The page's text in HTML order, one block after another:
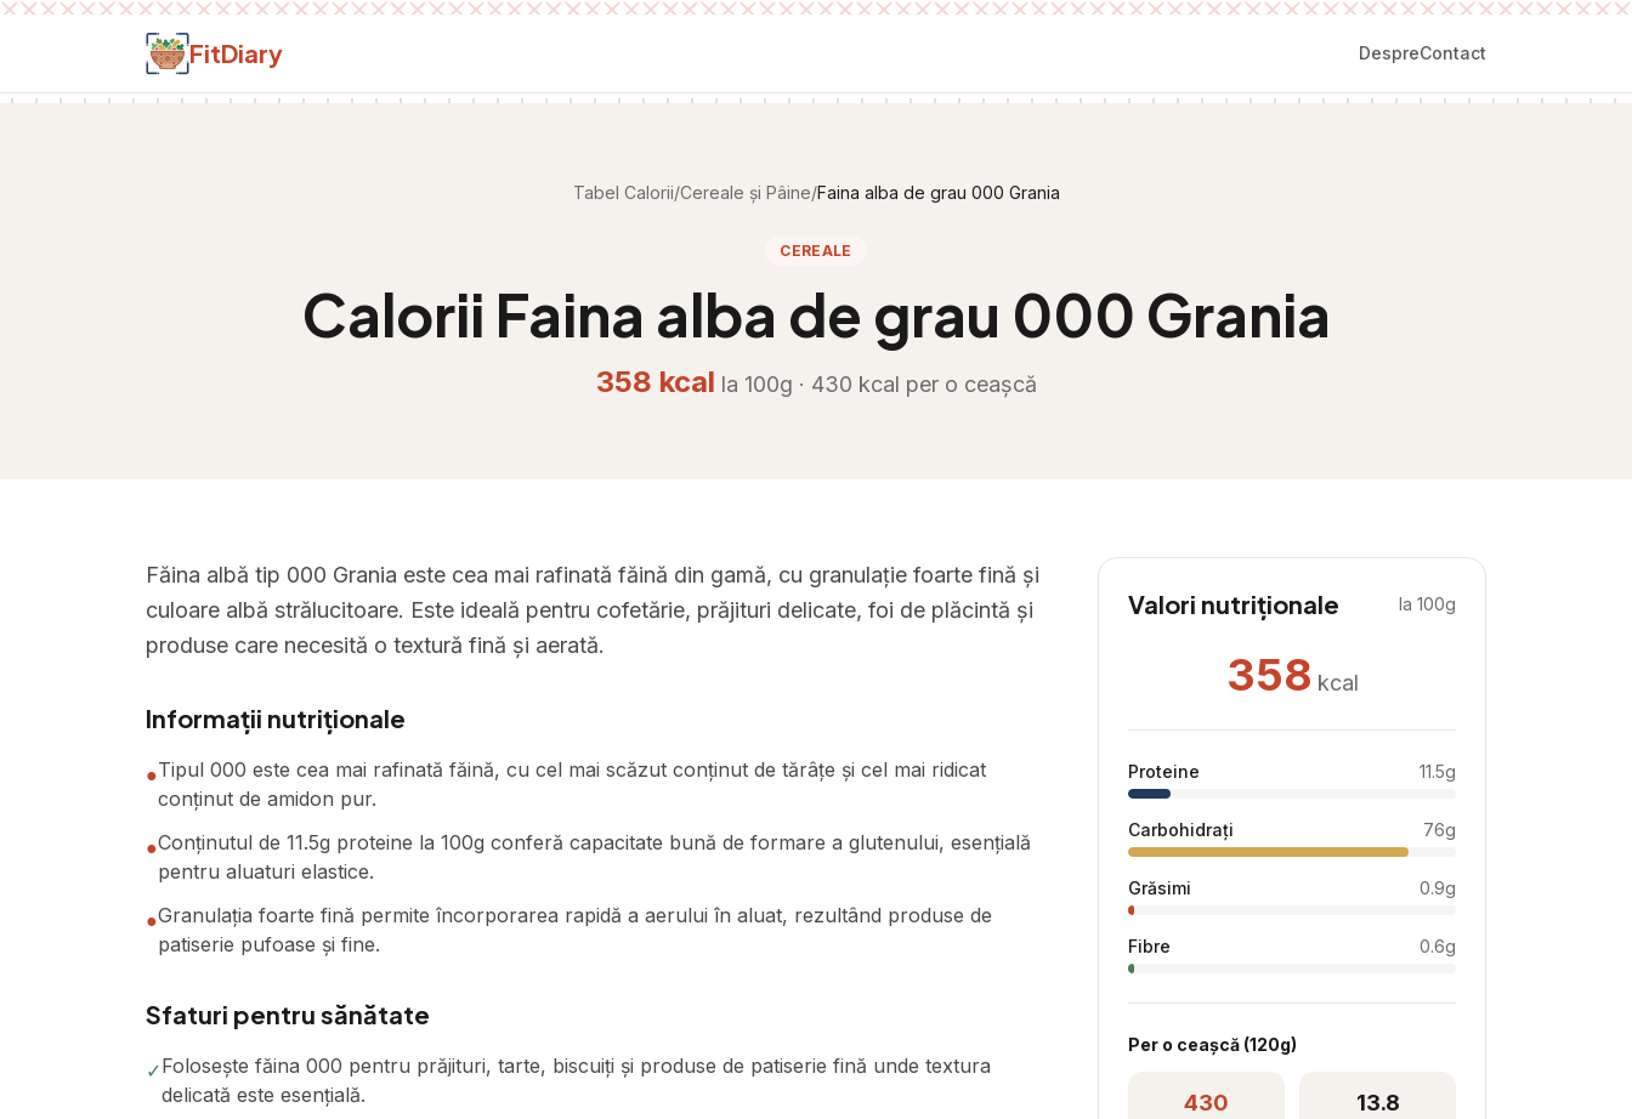
Salt la conținut
FitDiary DespreContact
Tabel Calorii/Cereale și Pâine/Faina alba de grau 000 Grania
CEREALE
Calorii Faina alba de grau 000 Grania
358 kcal la 100g · 430 kcal per o ceașcă
Făina albă tip 000 Grania este cea mai rafinată făină din gamă, cu granulație foarte fină și
culoare albă strălucitoare. Este ideală pentru cofetărie, prăjituri delicate, foi de plăcintă și
produse care necesită o textură fină și aerată.
Informații nutriționale
●Tipul 000 este cea mai rafinată făină, cu cel mai scăzut conținut de tărâțe și cel mai ridicat
conținut de amidon pur.
●Conținutul de 11.5g proteine la 100g conferă capacitate bună de formare a glutenului, esențială
pentru aluaturi elastice.
●Granulația foarte fină permite încorporarea rapidă a aerului în aluat, rezultând produse de
patiserie pufoase și fine.
Sfaturi pentru sănătate
✓Folosește făina 000 pentru prăjituri, tarte, biscuiți și produse de patiserie fină unde textura
delicată este esențială.
Valori nutriționale la 100g
358 kcal
Proteine 11.5g
Carbohidrați 76g
Grăsimi 0.9g
Fibre 0.6g
Per o ceașcă (120g)
430 13.8